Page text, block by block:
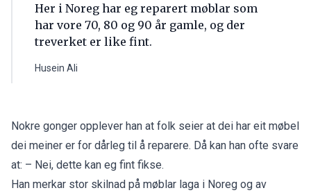
Her i Noreg har eg reparert møblar som
har vore 70, 80 og 90 år gamle, og der
treverket er like fint.
Husein Ali
Nokre gonger opplever han at folk seier at dei har eit møbel
dei meiner er for dårleg til å reparere. Då kan han ofte svare
at: – Nei, dette kan eg fint fikse.
Han merkar stor skilnad på møblar laga i Noreg og av